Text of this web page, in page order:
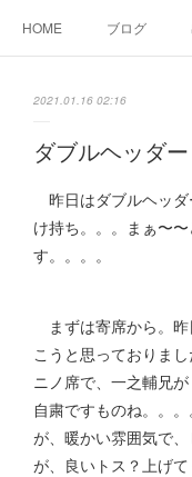
HOME ブログ
2021.01.16 02:16
ダブルヘッダー
昨日はダブルヘッ
け持ち。。。まぁ〜
す。。。。
まずは寄席から。
こうと思っておりま
ニノ席で、一之輔兄
自粛ですものね。。
が、暖かい雰囲気で
が、良いトス？上げ